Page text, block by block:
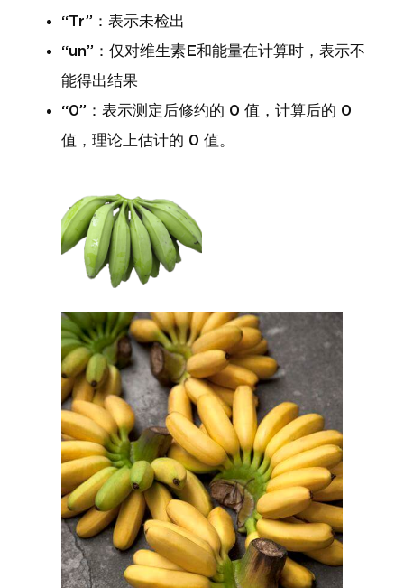
“Tr”：表示未检出
“un”：仅对维生素E和能量在计算时，表示不
能得出结果
“0”：表示测定后修约的 0 值，计算后的 0
值，理论上估计的 0 值。